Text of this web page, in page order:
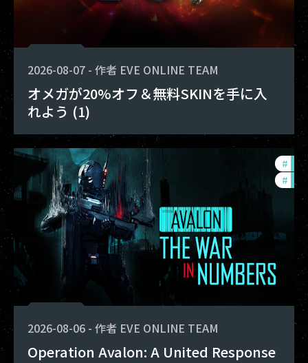
2026-08-07 - 作者 EVE ONLINE TEAM
オメガが20%オフ＆無料SKINを手に入
れよう (1)
#
#
2026-08-06 - 作者 EVE ONLINE TEAM
Operation Avalon: A United Response